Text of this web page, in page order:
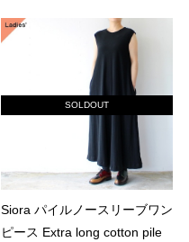
SOLDOUT
Siora パイルノースリーブワン
ピース Extra long cotton pile